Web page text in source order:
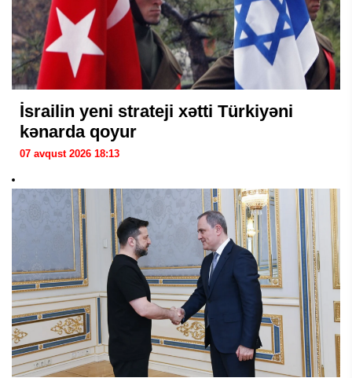
İsrailin yeni strateji xətti Türkiyəni
kənarda qoyur
07 avqust 2026 18:13